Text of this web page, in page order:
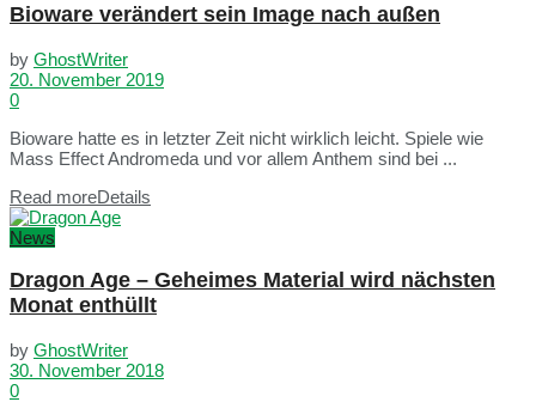
Bioware verändert sein Image nach außen
by GhostWriter
20. November 2019
0
Bioware hatte es in letzter Zeit nicht wirklich leicht. Spiele wie
Mass Effect Andromeda und vor allem Anthem sind bei ...
Read moreDetails
News
Dragon Age – Geheimes Material wird nächsten
Monat enthüllt
by GhostWriter
30. November 2018
0